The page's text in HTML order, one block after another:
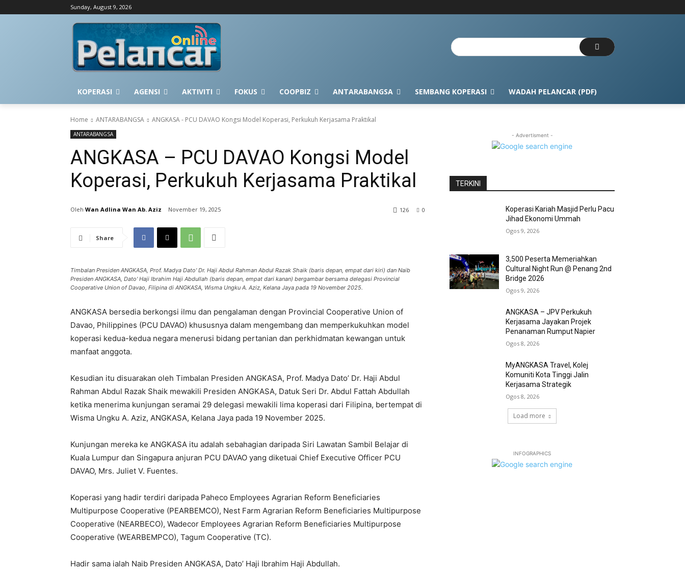
Sunday, August 9, 2026
KOPERASI AGENSI AKTIVITI FOKUS COOPBIZ ANTARABANGSA SEMBANG KOPERASI WADAH PELANCAR (PDF)
Home ANTARABANGSA ANGKASA - PCU DAVAO Kongsi Model Koperasi, Perkukuh Kerjasama Praktikal
ANTARABANGSA
ANGKASA – PCU DAVAO Kongsi Model
Koperasi, Perkukuh Kerjasama Praktikal
Wan Adlina Wan Ab. Aziz November 19, 2025 0
126
Share
Timbalan Presiden ANGKASA, Prof. Madya Dato' Dr. Haji Abdul Rahman Abdul Razak Shaik (baris depan, empat dari kiri) dan Naib
Presiden ANGKASA, Dato' Haji Ibrahim Haji Abdullah (baris depan, empat dari kanan) bergambar bersama delegasi Provincial
Cooperative Union of Davao, Filipina di ANGKASA, Wisma Ungku A. Aziz, Kelana Jaya pada 19 November 2025.
ANGKASA bersedia berkongsi ilmu dan pengalaman dengan Provincial Cooperative Union of
Davao, Philippines (PCU DAVAO) khususnya dalam mengembang dan memperkukuhkan model
koperasi kedua-kedua negara menerusi bidang pertanian dan perkhidmatan kewangan untuk
manfaat anggota.
Kesudian itu disuarakan oleh Timbalan Presiden ANGKASA, Prof. Madya Dato’ Dr. Haji Abdul
Rahman Abdul Razak Shaik mewakili Presiden ANGKASA, Datuk Seri Dr. Abdul Fattah Abdullah
ketika menerima kunjungan seramai 29 delegasi mewakili lima koperasi dari Filipina, bertempat di
Wisma Ungku A. Aziz, ANGKASA, Kelana Jaya pada 19 November 2025.
Kunjungan mereka ke ANGKASA itu adalah sebahagian daripada Siri Lawatan Sambil Belajar di
Kuala Lumpur dan Singapura anjuran PCU DAVAO yang diketuai Chief Executive Officer PCU
DAVAO, Mrs. Juliet V. Fuentes.
Koperasi yang hadir terdiri daripada Paheco Employees Agrarian Reform Beneficiaries
Multipurpose Cooperative (PEARBEMCO), Nest Farm Agrarian Reform Beneficiaries Multipurpose
Cooperative (NEARBECO), Wadecor Employees Agrarian Reform Beneficiaries Multipurpose
Cooperative (WEARBEMPCO), Tagum Cooperative (TC).
Hadir sama ialah Naib Presiden ANGKASA, Dato’ Haji Ibrahim Haji Abdullah.
- Advertisment -
TERKINI
Koperasi Kariah Masjid Perlu Pacu
Jihad Ekonomi Ummah
Ogos 9, 2026
3,500 Peserta Memeriahkan
Cultural Night Run @ Penang 2nd
Bridge 2026
Ogos 9, 2026
ANGKASA – JPV Perkukuh
Kerjasama Jayakan Projek
Penanaman Rumput Napier
Ogos 8, 2026
MyANGKASA Travel, Kolej
Komuniti Kota Tinggi Jalin
Kerjasama Strategik
Ogos 8, 2026
Load more
INFOGRAPHICS